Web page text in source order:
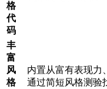
格
代
码
丰
富
风
格
内置从富有表现力
通过简短风格测验